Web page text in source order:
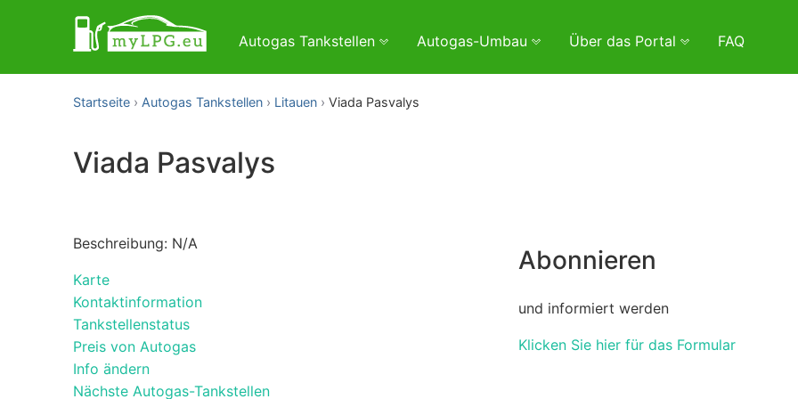
Autogas Tankstellen Autogas-Umbau Über das Portal FAQ
Startseite Autogas Tankstellen Litauen Viada Pasvalys
Viada Pasvalys
Beschreibung: N/A
Karte
Kontaktinformation
Tankstellenstatus
Preis von Autogas
Info ändern
Nächste Autogas-Tankstellen
Abonnieren
und informiert werden
Klicken Sie hier für das Formular